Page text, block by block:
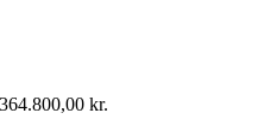
364.800,00kr.